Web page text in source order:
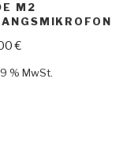
M2
€
% MwSt.